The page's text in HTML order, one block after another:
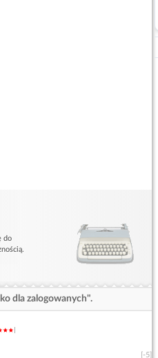
do
dla zalogowanych".
[-5]